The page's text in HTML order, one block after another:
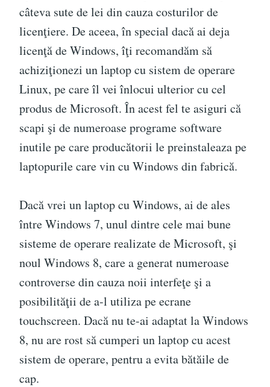
câteva sute de lei din cauza costurilor de
licenţiere. De aceea, în special dacă ai deja
licenţă de Windows, îţi recomandăm să
achiziţionezi un laptop cu sistem de operare
Linux, pe care îl vei înlocui ulterior cu cel
produs de Microsoft. În acest fel te asiguri că
scapi şi de numeroase programe software
inutile pe care producătorii le preinstaleaza pe
laptopurile care vin cu Windows din fabrică.
Dacă vrei un laptop cu Windows, ai de ales
între Windows 7, unul dintre cele mai bune
sisteme de operare realizate de Microsoft, şi
noul Windows 8, care a generat numeroase
controverse din cauza noii interfeţe şi a
posibilităţii de a-l utiliza pe ecrane
touchscreen. Dacă nu te-ai adaptat la Windows
8, nu are rost să cumperi un laptop cu acest
sistem de operare, pentru a evita bătăile de
cap.